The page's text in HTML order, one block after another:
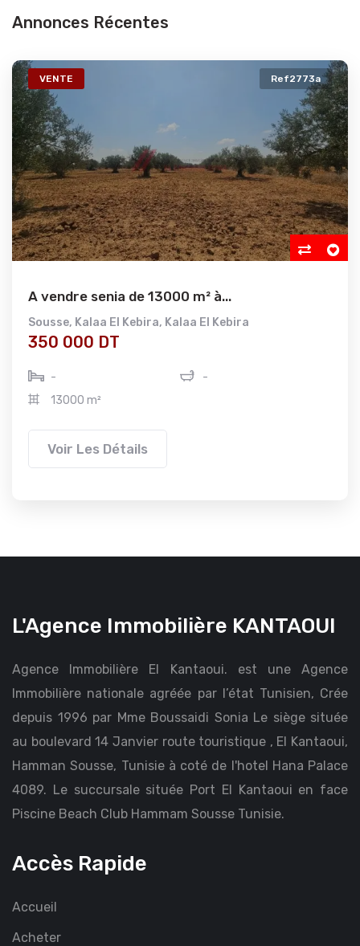
Annonces Récentes
VENTE Ref2773a
A vendre senia de 13000 m² à...
Sousse, Kalaa El Kebira, Kalaa El Kebira
350 000 DT
-
-
13000 m²
Voir Les Détails
L'Agence Immobilière KANTAOUI
Agence Immobilière El Kantaoui. est une Agence
Immobilière nationale agréée par l’état Tunisien, Crée
depuis 1996 par Mme Boussaidi Sonia Le siège située
au boulevard 14 Janvier route touristique , El Kantaoui,
Hamman Sousse, Tunisie à coté de l'hotel Hana Palace
4089. Le succursale située Port El Kantaoui en face
Piscine Beach Club Hammam Sousse Tunisie.
Accès Rapide
Accueil
Acheter